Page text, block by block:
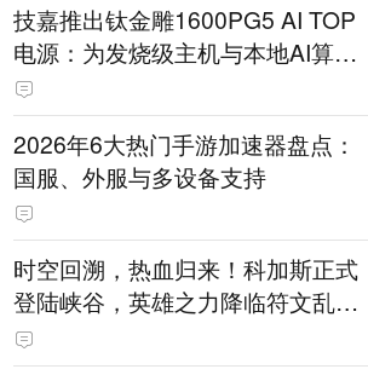
技嘉推出钛金雕1600PG5 AI TOP
电源：为发烧级主机与本地AI算力
打造旗舰供电方案
2026年6大热门手游加速器盘点：
国服、外服与多设备支持
时空回溯，热血归来！科加斯正式
登陆峡谷，英雄之力降临符文乱
斗！